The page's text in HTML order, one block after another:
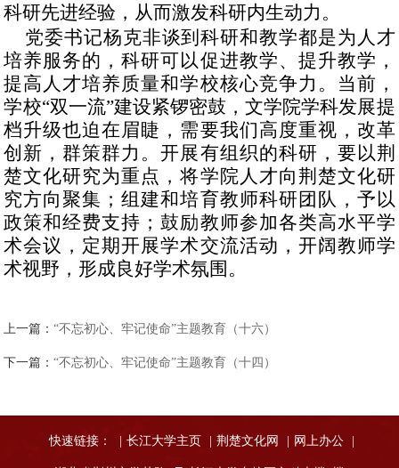
科研先进经验，从而激发科研内生动力。
党委书记杨克非谈到科研和教学都是为人才
培养服务的，科研可以促进教学、 提升教学，
提高人才培养质量和学校核心竞争力。当前，
学校“双一流”建设紧锣密鼓，文学院学科发展提
档升级也迫在眉睫，需要我们高度重视，改革
创新，群策群力。开展有组织的科研，要以荆
楚文化研究为重点，将学院人才向荆楚文化研
究方向聚集；组建和培育教师科研团队，予以
政策和经费支持；鼓励教师参加各类高水平学
术会议，定期开展学术交流活动，开阔教师学
术视野，形成良好学术氛围。
上一篇：“不忘初心、牢记使命”主题教育（十六）
下一篇：“不忘初心、牢记使命”主题教育（十四）
快速链接： | 长江大学主页 | 荆楚文化网 | 网上办公 |